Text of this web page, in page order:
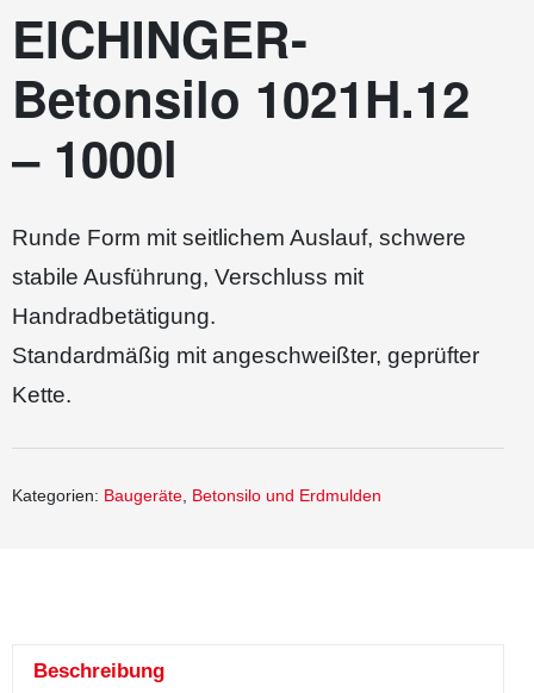
EICHINGER-
Betonsilo 1021H.12
– 1000l
Runde Form mit seitlichem Auslauf, schwere
stabile Ausführung, Verschluss mit
Handradbetätigung.
Standardmäßig mit angeschweißter, geprüfter
Kette.
Kategorien: Baugeräte, Betonsilo und Erdmulden
Beschreibung